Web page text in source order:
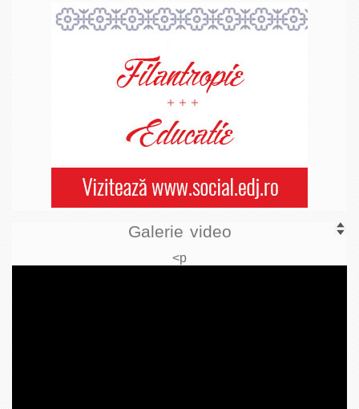
Galerie video
<p